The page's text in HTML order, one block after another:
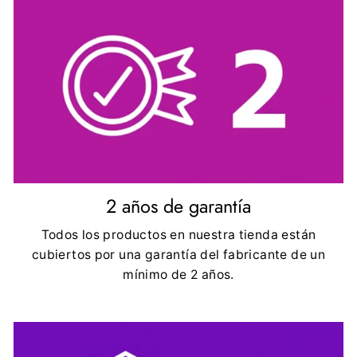
2 años de garantía
Todos los productos en nuestra tienda están
cubiertos por una garantía del fabricante de un
mínimo de 2 años.